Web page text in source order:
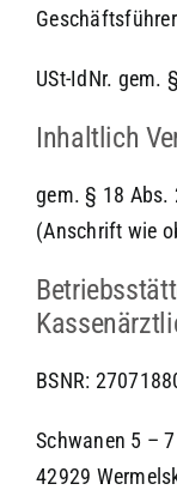
USt-IdNr. gem.
Inhaltlich
gem. § 18 Abs.
(Anschrift wie
BSNR:
Schwanen 5 – 7
42929